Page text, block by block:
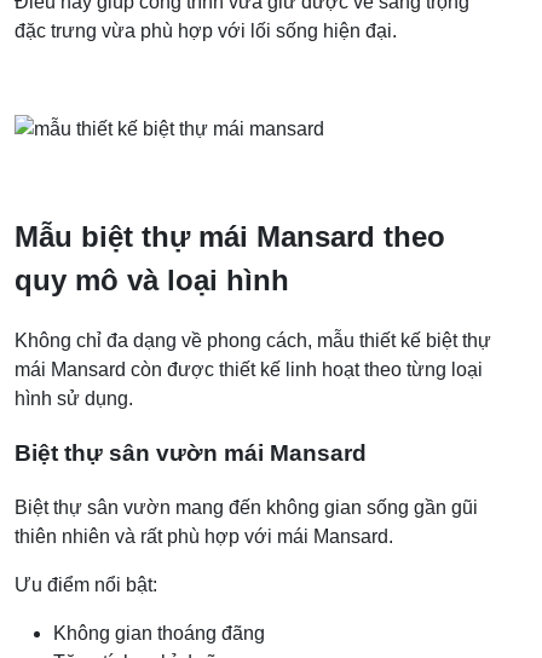
đặc trưng vừa phù hợp với lối sống hiện đại.
Mẫu biệt thự mái Mansard theo
quy mô và loại hình
Không chỉ đa dạng về phong cách, mẫu thiết kế biệt thự
mái Mansard còn được thiết kế linh hoạt theo từng loại
hình sử dụng.
Biệt thự sân vườn mái Mansard
Biệt thự sân vườn mang đến không gian sống gần gũi
thiên nhiên và rất phù hợp với mái Mansard.
Ưu điểm nổi bật:
Không gian thoáng đãng